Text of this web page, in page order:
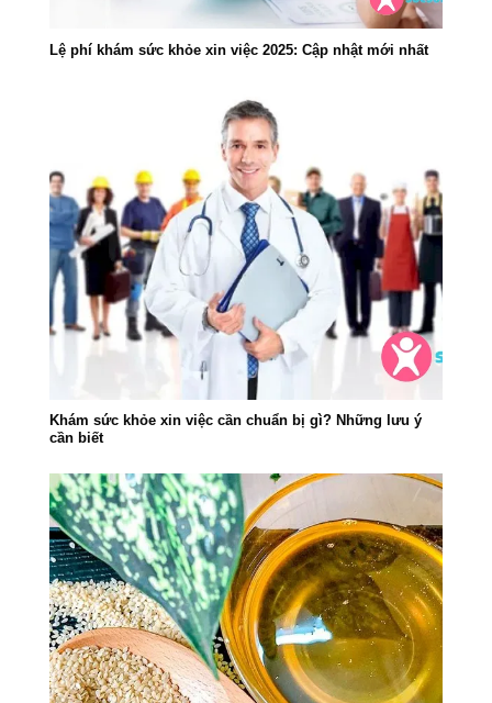
Lệ phí khám sức khỏe xin việc 2025: Cập nhật mới nhất
Khám sức khỏe xin việc cần chuẩn bị gì? Những lưu ý
cần biết